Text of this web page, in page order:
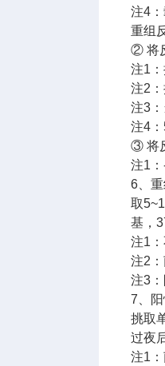
注4
重组
② 将
注1
注2
注3
注4
③ 将
注1
6、
取
基，
注1
注2
注3
7、
挑取
过夜
注1